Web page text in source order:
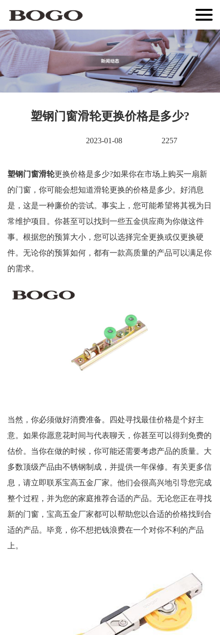
塑钢门窗滑轮更换价格是多少?
2023-01-08 2257
塑钢门窗滑轮更换价格是多少?如果你在市场上购买一扇新
的门窗，你可能会想知道滑轮更换的价格是多少。好消息
是，这是一种廉价的尝试。事实上，您可能希望将其视为日
常维护项目。你甚至可以找到一些五金供应商为你做这件
事。根据您的预算大小，您可以选择完全更换或仅更换硬
件。无论你的预算如何，都有一款高质量的产品可以满足你
的需求。
当然，你必须做好消费准备。四处寻找最佳价格是个好主
意。如果你愿意花时间与代表聊天，你甚至可以得到免费的
估价。当你在做的时候，你可能还需要考虑产品的质量。大
多数顶级产品由不锈钢制成，并提供一年保修。有关更多信
息，请立即联系宝高五金厂家。他们会很高兴地引导您完成
整个过程，并为您的家庭推荐合适的产品。无论您正在寻找
新的门窗，宝高五金厂家都可以帮助您以合适的价格找到合
适的产品。毕竟，你不想把钱浪费在一个对你不利的产品
上。